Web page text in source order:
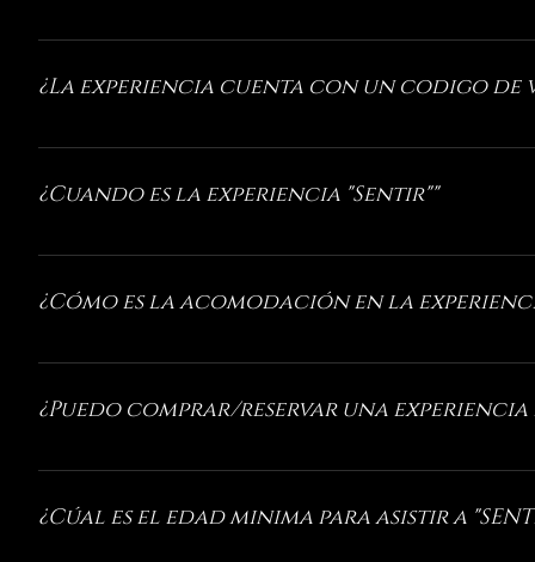
Si, cuenta con un excelente parqueadero cubierto
¿La experiencia cuenta con un codigo de
Si. La experiencia "Sentir" solo admitirá los
¿Cuando es la experiencia "Sentir""
"Sentir" está en temporada todos los Viernes y
¿Cómo es la acomodación en la
La acomodación en "Sentir" es libre y se asigna
con el chef Javier Cárcamo será en mesa tipo
¿Puedo comprar/reservar una
Claro que si! Tenemos opciones comerciales muy
¿Cúal es el edad minima para asistir a